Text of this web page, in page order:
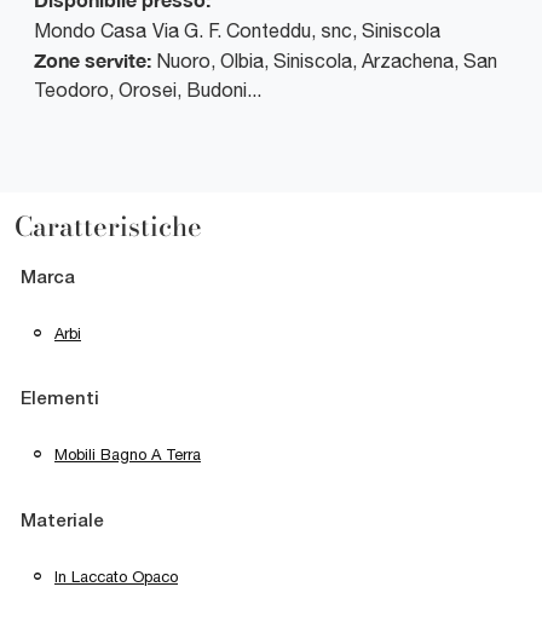
Mondo Casa Via G. F. Conteddu, snc, Siniscola
Zone servite: Nuoro, Olbia, Siniscola, Arzachena, San
Teodoro, Orosei, Budoni...
Caratteristiche
Marca
Arbi
Elementi
Mobili Bagno A Terra
Materiale
In Laccato Opaco